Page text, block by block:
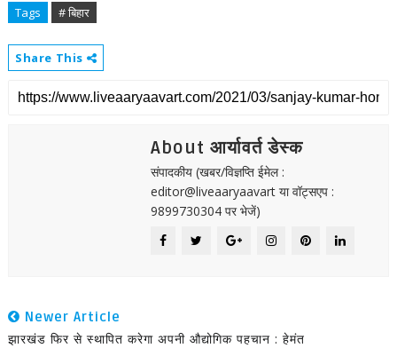
Tags # बिहार
Share This
About आर्यावर्त डेस्क
संपादकीय (खबर/विज्ञप्ति ईमेल :
editor@liveaaryaavart या वॉट्सएप :
9899730304 पर भेजें)
Newer Article
झारखंड फिर से स्थापित करेगा अपनी औद्योगिक पहचान : हेमंत